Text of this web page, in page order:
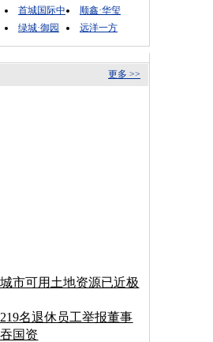
首城国际中
顺鑫·华玺
绿城·御园
远洋一方
更多 >>
市可用土地资源已近极
名退休员工举报董事
国资